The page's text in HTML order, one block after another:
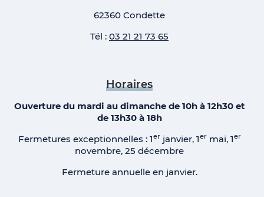
62360 Condette
Tél :03 21 21 73 65
Horaires
Ouverture du mardi au dimanche de 10h à 12h30 et
de 13h30 à 18h
Fermetures exceptionnelles : 1erjanvier, 1ermai, 1er
novembre, 25 décembre
Fermeture annuelle en janvier.